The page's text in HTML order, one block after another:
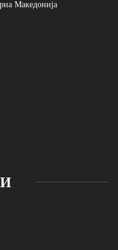
Македонија